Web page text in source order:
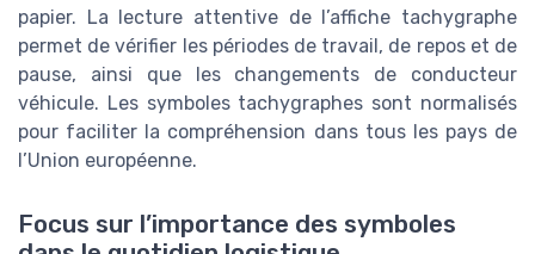
papier. La lecture attentive de l’affiche tachygraphe
permet de vérifier les périodes de travail, de repos et de
pause, ainsi que les changements de conducteur
véhicule. Les symboles tachygraphes sont normalisés
pour faciliter la compréhension dans tous les pays de
l’Union européenne.
Focus sur l’importance des symboles